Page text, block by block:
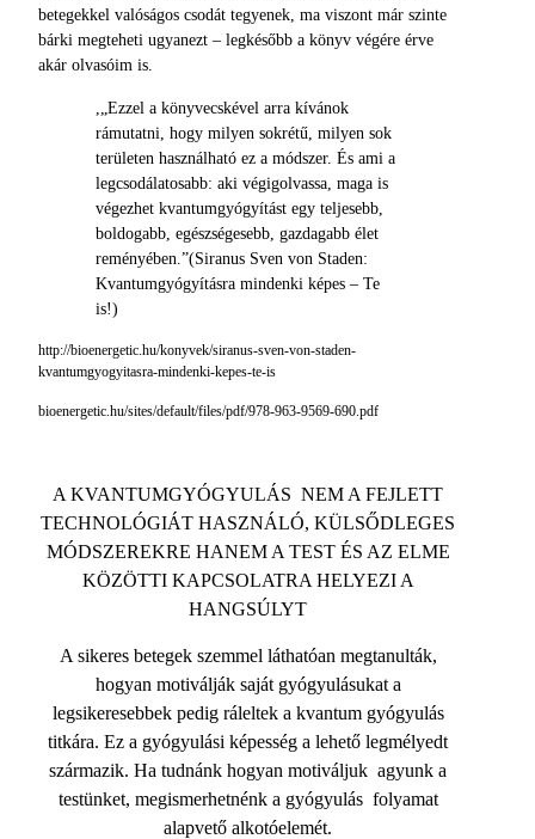
betegekkel valóságos csodát tegyenek, ma viszont már szinte
bárki megteheti ugyanezt – legkésőbb a könyv végére érve
akár olvasóim is.
,„Ezzel a könyvecskével arra kívánok
rámutatni, hogy milyen sokrétű, milyen sok
területen használható ez a módszer. És ami a
legcsodálatosabb: aki végigolvassa, maga is
végezhet kvantumgyógyítást egy teljesebb,
boldogabb, egészségesebb, gazdagabb élet
reményében.”(Siranus Sven von Staden:
Kvantumgyógyításra mindenki képes – Te
is!)
http://bioenergetic.hu/konyvek/siranus-sven-von-staden-
kvantumgyogyitasra-mindenki-kepes-te-is
bioenergetic.hu/sites/default/files/pdf/978-963-9569-690.pdf
A KVANTUMGYÓGYULÁS NEM A FEJLETT
TECHNOLÓGIÁT HASZNÁLÓ, KÜLSŐDLEGES
MÓDSZEREKRE HANEM A TEST ÉS AZ ELME
KÖZÖTTI KAPCSOLATRA HELYEZI A
HANGSÚLYT
A sikeres betegek szemmel láthatóan megtanulták,
hogyan motiválják saját gyógyulásukat a
legsikeresebbek pedig ráleltek a kvantum gyógyulás
titkára. Ez a gyógyulási képesség a lehető legmélyedt
származik. Ha tudnánk hogyan motiváljuk agyunk a
testünket, megismerhetnénk a gyógyulás folyamat
alapvető alkotóelemét.